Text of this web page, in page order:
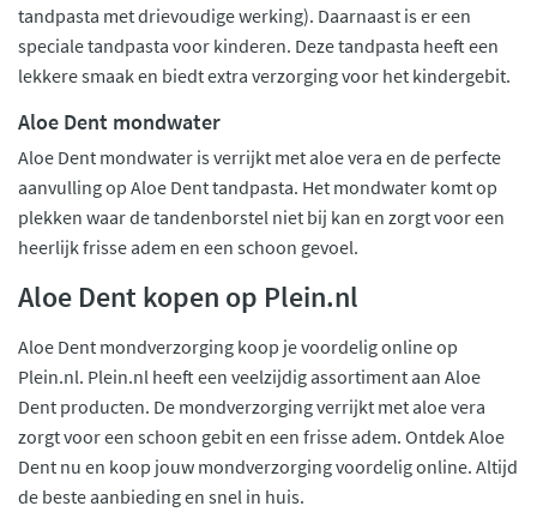
tandpasta met drievoudige werking). Daarnaast is er een
speciale tandpasta voor kinderen. Deze tandpasta heeft een
lekkere smaak en biedt extra verzorging voor het kindergebit.
Aloe Dent mondwater
Aloe Dent mondwater is verrijkt met aloe vera en de perfecte
aanvulling op Aloe Dent tandpasta. Het mondwater komt op
plekken waar de tandenborstel niet bij kan en zorgt voor een
heerlijk frisse adem en een schoon gevoel.
Aloe Dent kopen op Plein.nl
Aloe Dent mondverzorging koop je voordelig online op
Plein.nl. Plein.nl heeft een veelzijdig assortiment aan Aloe
Dent producten. De mondverzorging verrijkt met aloe vera
zorgt voor een schoon gebit en een frisse adem. Ontdek Aloe
Dent nu en koop jouw mondverzorging voordelig online. Altijd
de beste aanbieding en snel in huis.